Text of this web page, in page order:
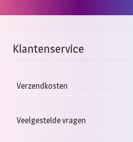
Klantenservice
Verzendkosten
Veelgestelde vragen